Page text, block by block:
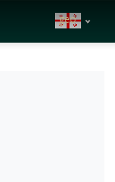
geo